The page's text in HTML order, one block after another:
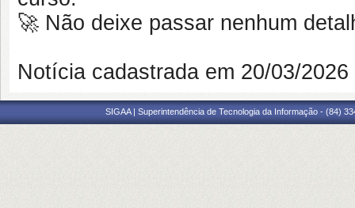
🚀 Não deixe passar nenhum
Notícia cadastrada em 20/03/
SIGAA | Superintendência de Tecnologia da Informação - (84)